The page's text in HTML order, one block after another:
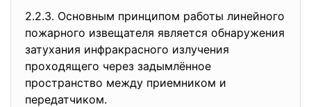
2.2.3. Основным принципом работы линейного
пожарного извещателя является обнаружения
затухания инфракрасного излучения
проходящего через задымлённое
пространство между приемником и
передатчиком.